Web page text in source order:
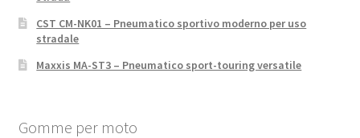
CST CM-NK01 – Pneumatico sportivo moderno per uso
stradale
Maxxis MA-ST3 – Pneumatico sport-touring versatile
Gomme per moto